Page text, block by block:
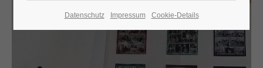
Datenschutz Impressum Cookie-Details